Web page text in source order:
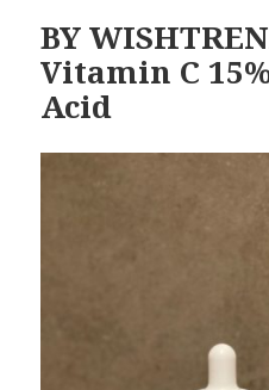
BY
Vitamin C
Acid